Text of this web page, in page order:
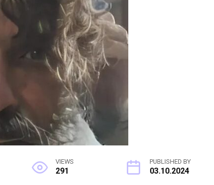
VIEWS
291
PUBLISHED BY
03.10.2024